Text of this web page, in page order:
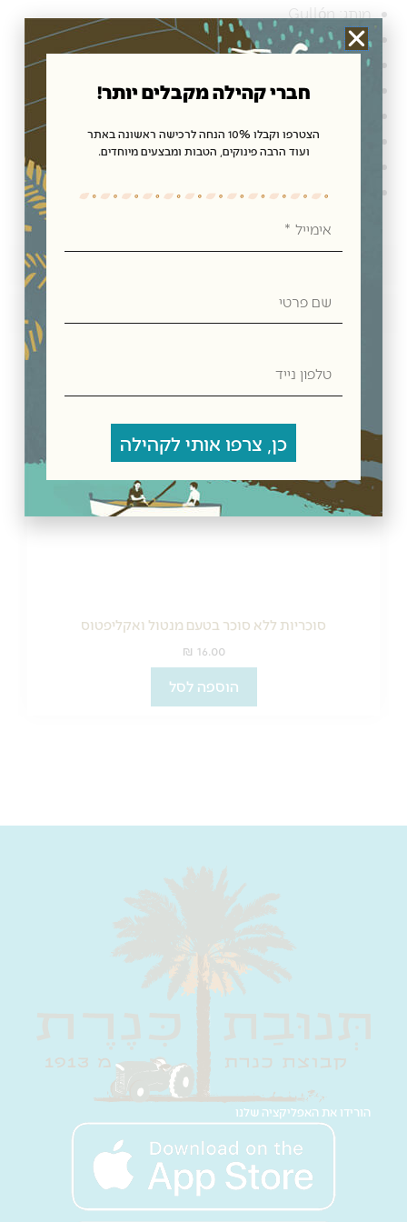
מותג: Gullón
דגם: Choco Bom
סוג: עוגיות קקאו עם שוקולד צ'יפס
ללא שמן דקלים
ללא אגוזים
סוכריות ללא סוכר בטעם מנטול ואקליפטוס
₪ 16.00
הוספה לסל
הורידו את האפליקציה שלנו
חברי קהילה מקבלים יותר!
הצטרפו וקבלו 10% הנחה לרכישה ראשונה באתר
ועוד הרבה פינוקים, הטבות ומבצעים מיוחדים.
פרטי
נייד
כן, צרפו אותי לקהילה